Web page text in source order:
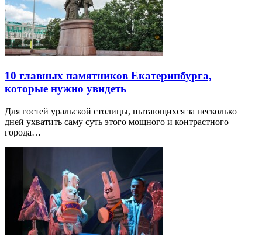
10 главных памятников Екатеринбурга,
которые нужно увидеть
Для гостей уральской столицы, пытающихся за несколько
дней ухватить саму суть этого мощного и контрастного
города…